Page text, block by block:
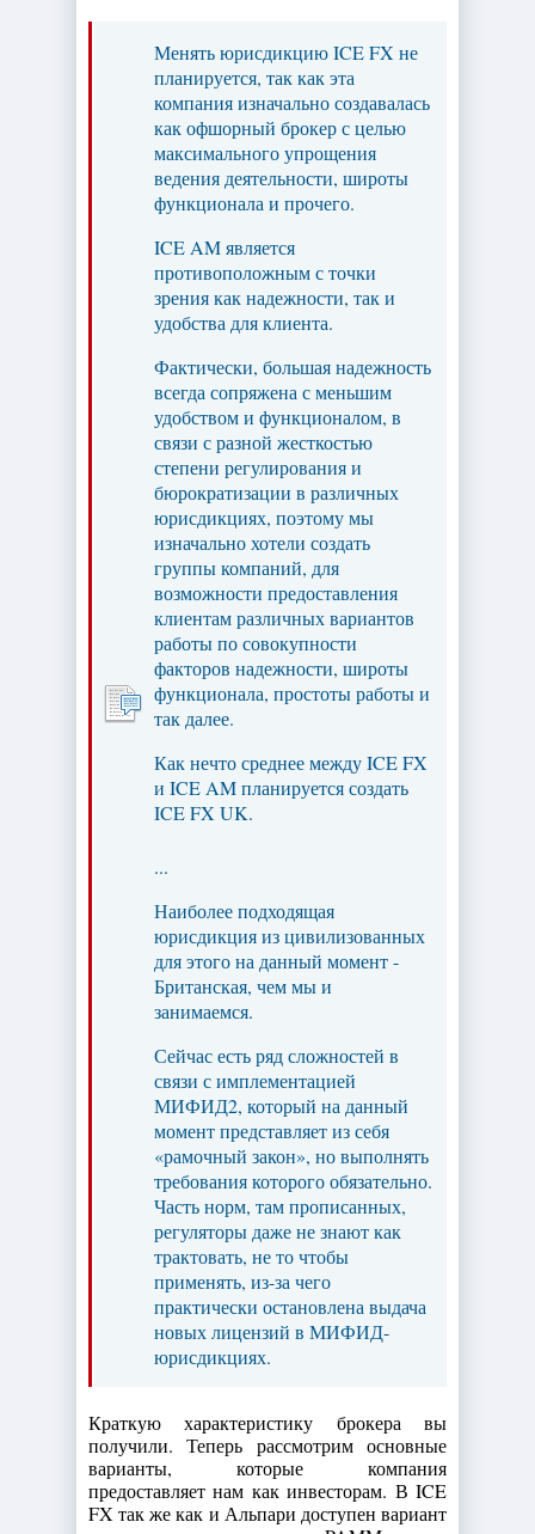
Менять юрисдикцию ICE FX не
планируется, так как эта
компания изначально создавалась
как офшорный брокер с целью
максимального упрощения
ведения деятельности, широты
функционала и прочего.
ICE AM является
противоположным с точки
зрения как надежности, так и
удобства для клиента.
Фактически, большая надежность
всегда сопряжена с меньшим
удобством и функционалом, в
связи с разной жесткостью
степени регулирования и
бюрократизации в различных
юрисдикциях, поэтому мы
изначально хотели создать
группы компаний, для
возможности предоставления
клиентам различных вариантов
работы по совокупности
факторов надежности, широты
функционала, простоты работы и
так далее.
Как нечто среднее между ICE FX
и ICE AM планируется создать
ICE FX UK.
...
Наиболее подходящая
юрисдикция из цивилизованных
для этого на данный момент -
Британская, чем мы и
занимаемся.
Сейчас есть ряд сложностей в
связи с имплементацией
МИФИД2, который на данный
момент представляет из себя
«рамочный закон», но выполнять
требования которого обязательно.
Часть норм, там прописанных,
регуляторы даже не знают как
трактовать, не то чтобы
применять, из-за чего
практически остановлена выдача
новых лицензий в МИФИД-
юрисдикциях.
Краткую характеристику брокера вы
получили. Теперь рассмотрим основные
варианты, которые компания
предоставляет нам как инвесторам. В ICE
FX так же как и Альпари доступен вариант